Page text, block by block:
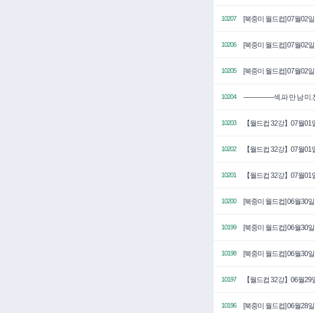
10207 [북중미 월드컵] 07월02
10206 [북중미 월드컵] 07월02
10205 [북중미 월드컵] 07월02
10204 -----------------섹.파 만 남 미.
10203 【월드컵 32강】07월
10202 【월드컵 32강】07월
10201 【월드컵 32강】07월
10200 [북중미 월드컵] 06월30
10199 [북중미 월드컵] 06월30
10198 [북중미 월드컵] 06월30
10197 【월드컵 32강】06월
10196 [북중미 월드컵] 06월28